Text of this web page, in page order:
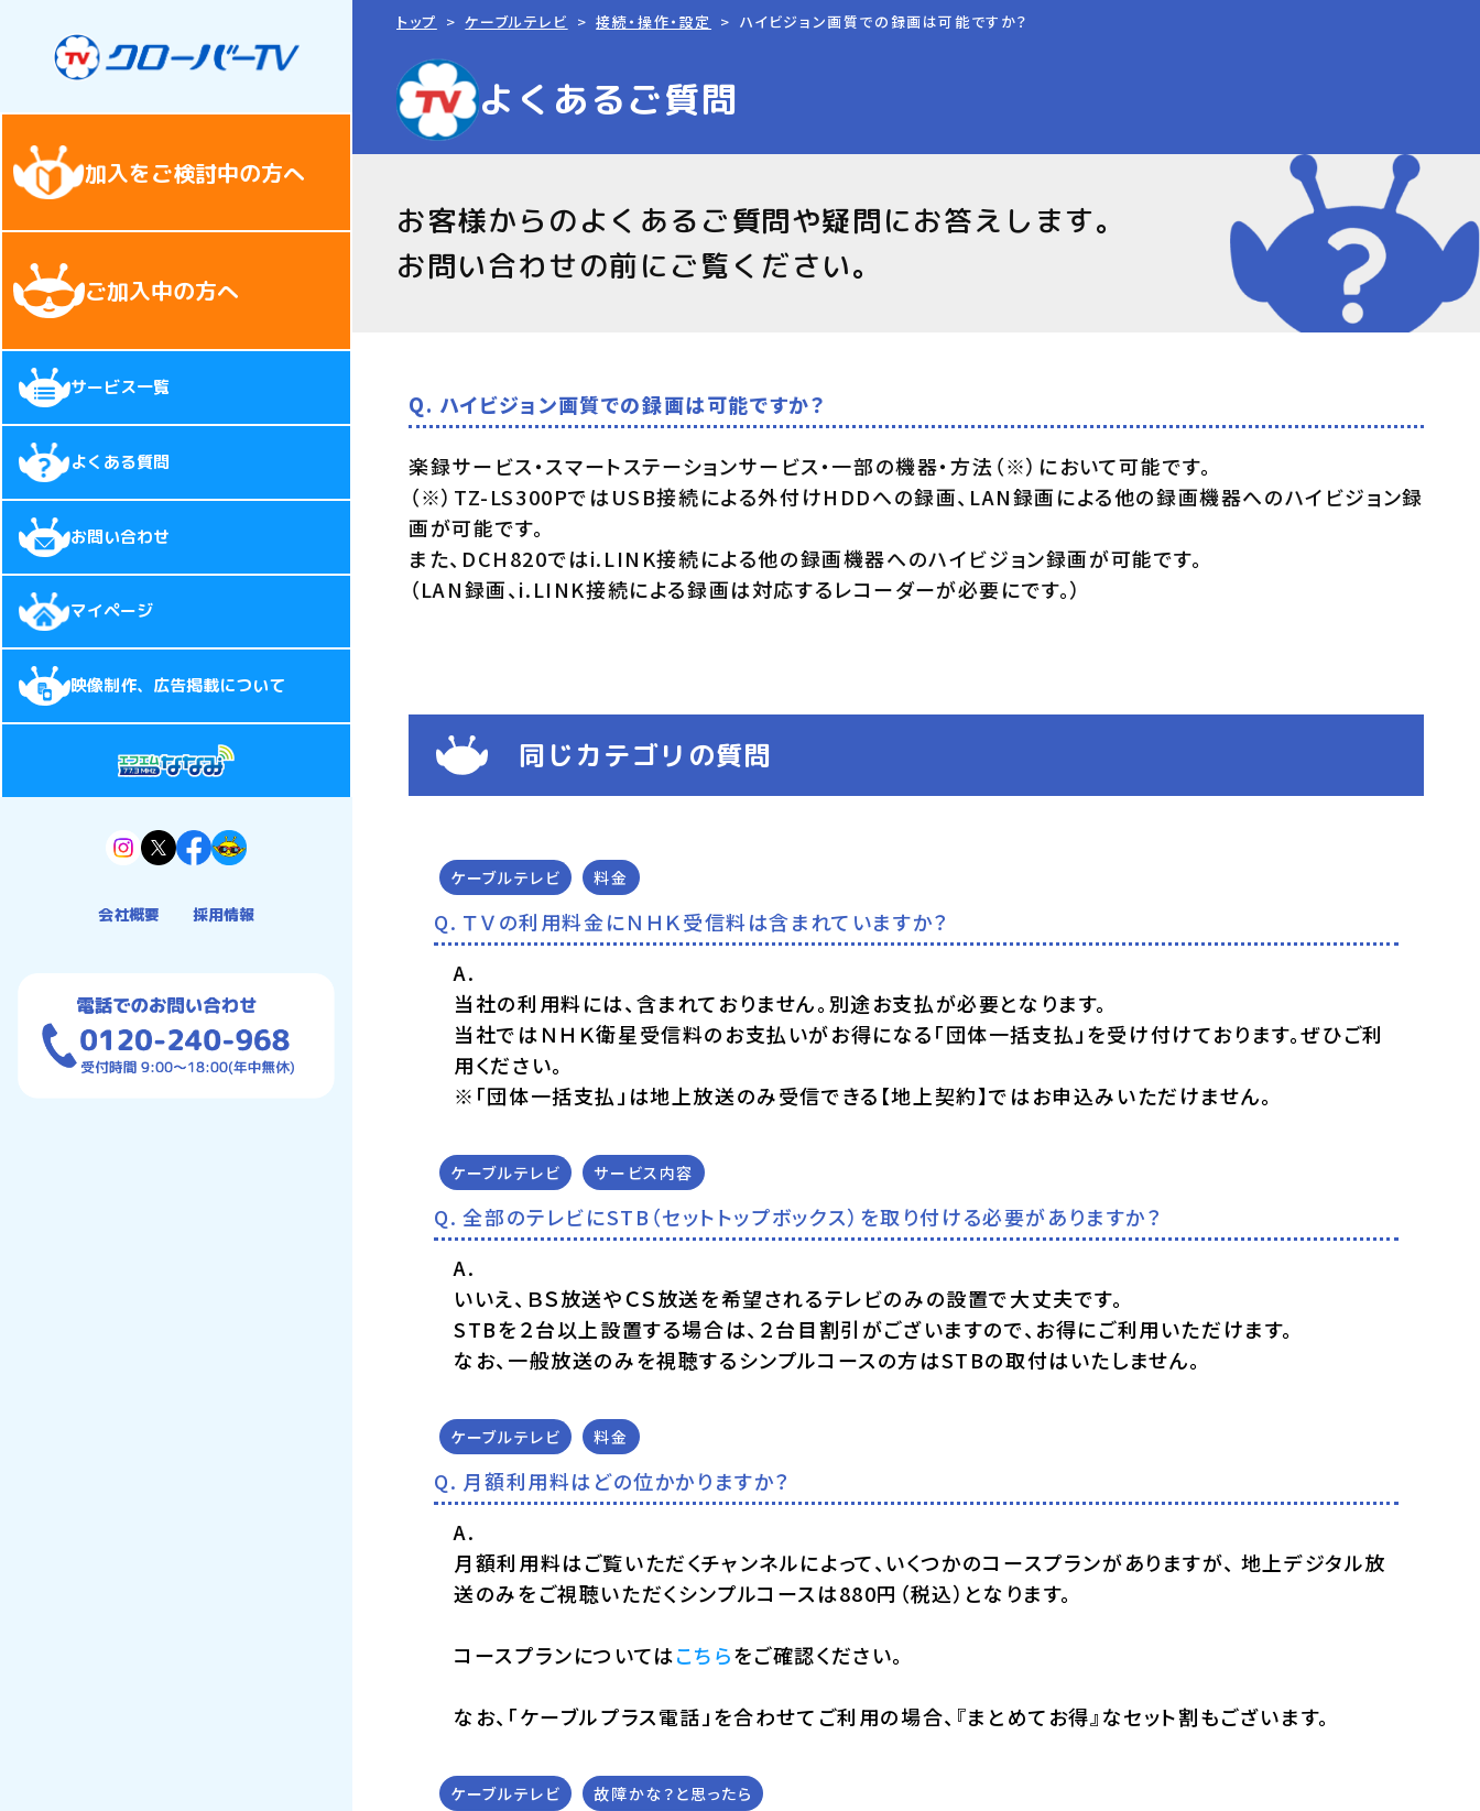
加入をご検討中の方へ
ご加入中の方へ
サービス一覧
よくある質問
お問い合わせ
マイページ
映像制作、広告掲載について
会社概要 採用情報
トップ ケーブルテレビ 接続・操作・設定 ハイビジョン画質での録画は可能ですか？
よくあるご質問
お客様からのよくあるご質問や疑問にお答えします。
お問い合わせの前にご覧ください。
Q. ハイビジョン画質での録画は可能ですか？
楽録サービス・スマートステーションサービス・一部の機器・方法（※）において可能です。
（※）TZ-LS300PではUSB接続による外付けHDDへの録画、LAN録画による他の録画機器へのハイビジョン録
画が可能です。
また、DCH820ではi.LINK接続による他の録画機器へのハイビジョン録画が可能です。
（LAN録画、i.LINK接続による録画は対応するレコーダーが必要にです。）
同じカテゴリの質問
ケーブルテレビ 料金
ＴＶの利用料金にＮＨＫ受信料は含まれていますか？
当社の利用料には、含まれておりません。別途お支払が必要となります。
当社ではＮＨＫ衛星受信料のお支払いがお得になる「団体一括支払」を受け付けております。ぜひご利
用ください。
※「団体一括支払」は地上放送のみ受信できる【地上契約】ではお申込みいただけません。
ケーブルテレビ サービス内容
全部のテレビにSTB（セットトップボックス）を取り付ける必要がありますか？
いいえ、ＢＳ放送やＣＳ放送を希望されるテレビのみの設置で大丈夫です。
STBを２台以上設置する場合は、２台目割引がございますので、お得にご利用いただけます。
なお、一般放送のみを視聴するシンプルコースの方はSTBの取付はいたしません。
ケーブルテレビ 料金
月額利用料はどの位かかりますか？
月額利用料はご覧いただくチャンネルによって、いくつかのコースプランがありますが、 地上デジタル放
送のみをご視聴いただくシンプルコースは880円（税込）となります。
コースプランについてはこちらをご確認ください。
なお、「ケーブルプラス電話」を合わせてご利用の場合、『まとめてお得』なセット割もございます。
ケーブルテレビ 故障かな？と思ったら